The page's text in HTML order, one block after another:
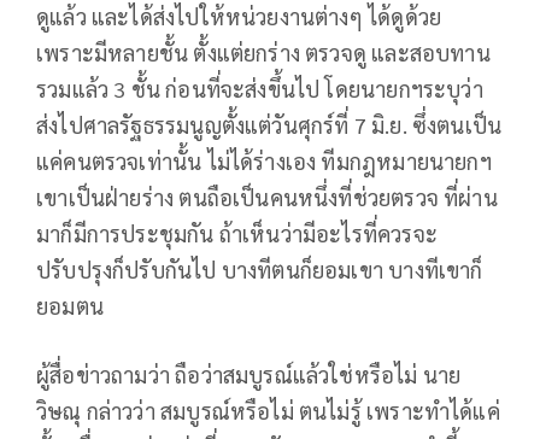
ดูแล้ว และได้ส่งไปให้หน่วยงานต่างๆ ได้ดูด้วย
เพราะมีหลายชั้น ตั้งแต่ยกร่าง ตรวจดู และสอบทาน
รวมแล้ว 3 ชั้น ก่อนที่จะส่งขึ้นไป โดยนายกฯระบุว่า
ส่งไปศาลรัฐธรรมนูญตั้งแต่วันศุกร์ที่ 7 มิ.ย. ซึ่งตนเป็น
แค่คนตรวจเท่านั้น ไม่ได้ร่างเอง ทีมกฎหมายนายกฯ
เขาเป็นฝ่ายร่าง ตนถือเป็นคนหนึ่งที่ช่วยตรวจ ที่ผ่าน
มาก็มีการประชุมกัน ถ้าเห็นว่ามีอะไรที่ควรจะ
ปรับปรุงก็ปรับกันไป บางทีตนก็ยอมเขา บางทีเขาก็
ยอมตน
ผู้สื่อข่าวถามว่า ถือว่าสมบูรณ์แล้วใช่หรือไม่ นาย
วิษณุ กล่าวว่า สมบูรณ์หรือไม่ ตนไม่รู้ เพราะทำได้แค่